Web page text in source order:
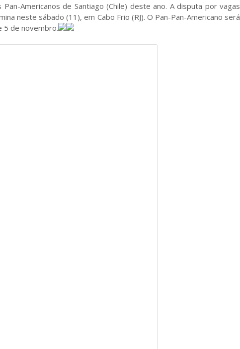
Americanos de Santiago (Chile) deste ano. A disputa por vagas
neste sábado (11), em Cabo Frio (RJ). O Pan-Pan-Americano será
5 de novembro.